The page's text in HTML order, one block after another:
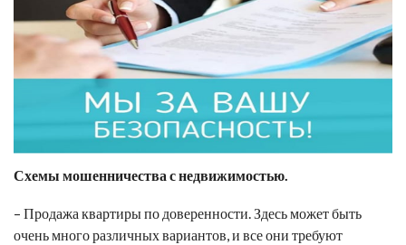
Схемы мошенничества с недвижимостью.
– Продажа квартиры по доверенности. Здесь может быть
очень много различных вариантов, и все они требуют